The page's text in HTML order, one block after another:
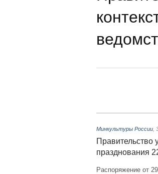
Минкультуры России
Правительство
празднования
Распоряжение от